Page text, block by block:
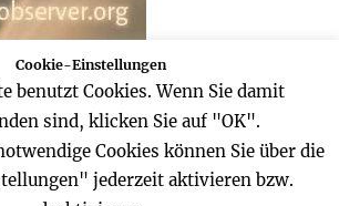
Cookie-Einstellungen
benutzt Cookies. Wenn Sie damit
sind, klicken Sie auf "OK".
Cookies können Sie über die
jederzeit aktivieren bzw.